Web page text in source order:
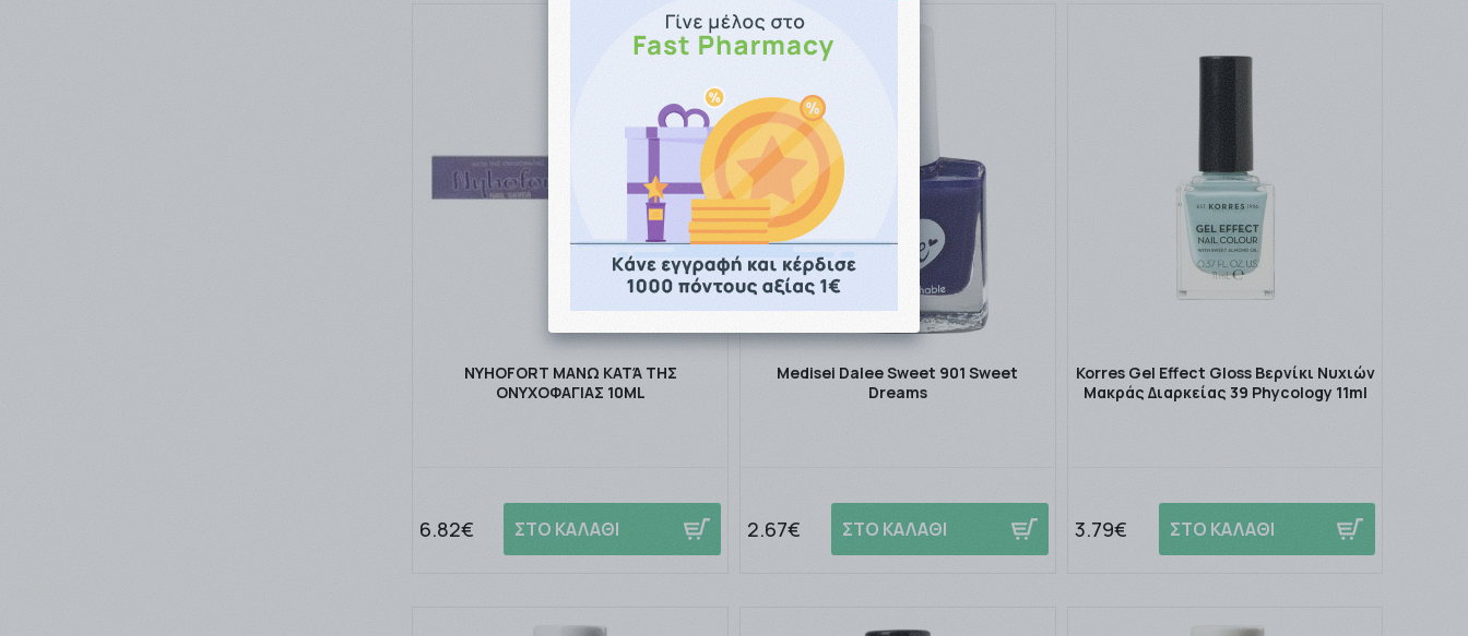
NYHOFORT ΜΑΝΩ ΚΑΤΆ ΤΗΣ
ΟΝΥΧΟΦΑΓΙΑΣ 10ML
6.82€ ΣΤΟ ΚΑΛΑΘΙ
Medisei Dalee Sweet 901 Sweet
Dreams
2.67€ ΣΤΟ ΚΑΛΑΘΙ
Korres Gel Effect Gloss Βερνίκι Νυχιών
Μακράς Διαρκείας 39 Phycology 11ml
3.79€ ΣΤΟ ΚΑΛΑΘΙ